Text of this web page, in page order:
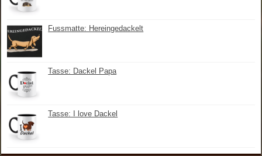
Fussmatte: Hereingedackelt
Tasse: Dackel Papa
Tasse: I love Dackel